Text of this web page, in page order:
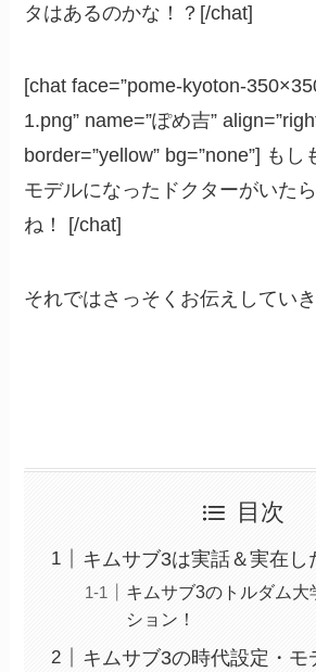
タはあるのかな！？[/chat]
[chat face=”pome-kyoton-
1.png” name=”ぽめ吉”
border=”yellow” bg=”none”] も
モデルになったドクターがいた
ね！ [/chat]
それではさっそくお伝えしてい
目次
キムサブ3は実話＆実在し
キムサブ3のトルダム大
ション！
キムサブ3の時代設定・モ